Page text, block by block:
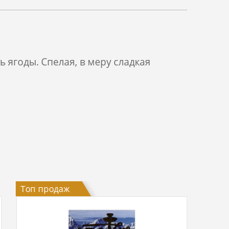
ягоды. Спелая, в меру сладкая
Топ продаж